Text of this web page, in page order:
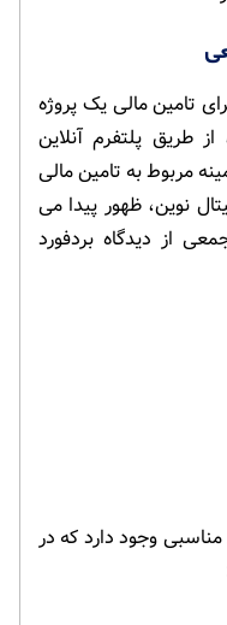
تامین مالی یک پروژه
پلتفرم آنلاین
مربوط به تامین مالی
نوین، ظهور پیدا می­‌
از دیدگاه بردفورد
وجود دارد که در